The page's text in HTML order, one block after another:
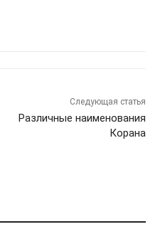
Следующая статья
Различные наименования
Корана